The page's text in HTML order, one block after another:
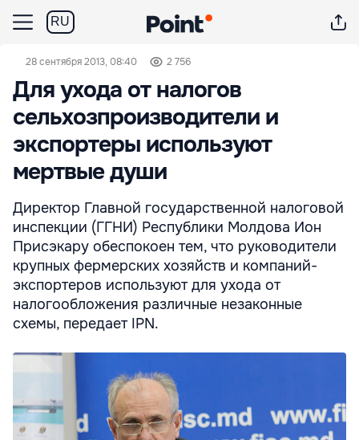
RU
28 сентября 2013, 08:40 2 756
Для ухода от налогов
сельхозпроизводители и
экспортеры используют
мертвые души
Директор Главной государственной налоговой
инспекции (ГГНИ) Республики Молдова Ион
Присэкару обеспокоен тем, что руководители
крупных фермерских хозяйств и компаний-
экспортеров используют для ухода от
налогообложения различные незаконные
схемы, передает IPN.